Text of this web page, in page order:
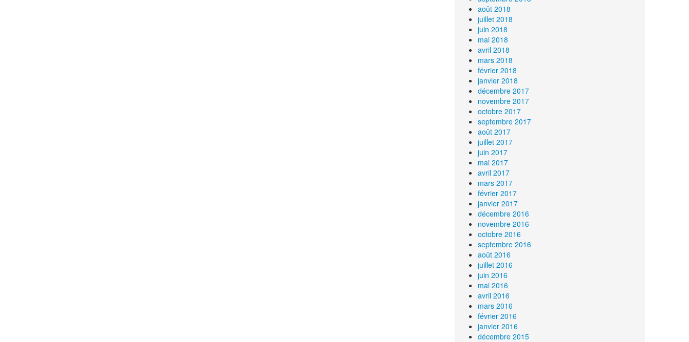
août 2018
juillet 2018
juin 2018
mai 2018
avril 2018
mars 2018
février 2018
janvier 2018
décembre 2017
novembre 2017
octobre 2017
septembre 2017
août 2017
juillet 2017
juin 2017
mai 2017
avril 2017
mars 2017
février 2017
janvier 2017
décembre 2016
novembre 2016
octobre 2016
septembre 2016
août 2016
juillet 2016
juin 2016
mai 2016
avril 2016
mars 2016
février 2016
janvier 2016
décembre 2015